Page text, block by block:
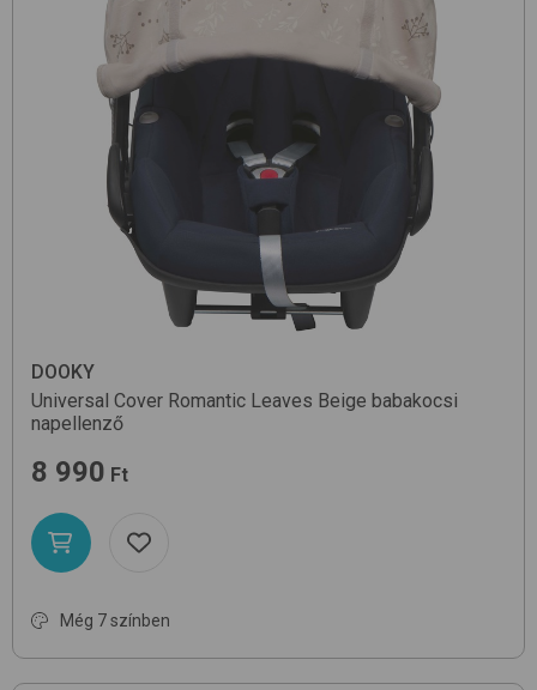
DOOKY
Universal Cover Romantic Leaves Beige babakocsi
napellenző
8 990 Ft
Még 7 színben